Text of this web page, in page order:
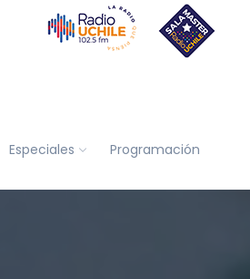
Especiales Programación